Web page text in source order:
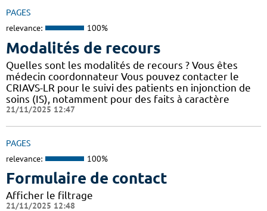
PAGES
relevance: 100%
Modalités de recours
Quelles sont les modalités de recours ? Vous êtes
médecin coordonnateur Vous pouvez contacter le
CRIAVS-LR pour le suivi des patients en injonction de
soins (IS), notamment pour des faits à caractère
21/11/2025 12:47
PAGES
relevance: 100%
Formulaire de contact
Afficher le filtrage
21/11/2025 12:48